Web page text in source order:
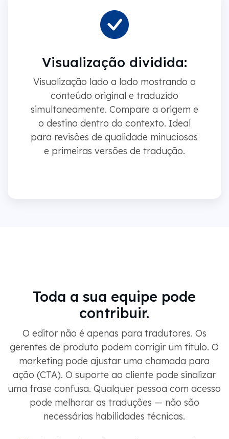
Visualização dividida:
Visualização lado a lado mostrando o
conteúdo original e traduzido
simultaneamente. Compare a origem e
o destino dentro do contexto. Ideal
para revisões de qualidade minuciosas
e primeiras versões de tradução.
Toda a sua equipe pode
contribuir.
O editor não é apenas para tradutores. Os
gerentes de produto podem corrigir um título. O
marketing pode ajustar uma chamada para
ação (CTA). O suporte ao cliente pode sinalizar
uma frase confusa. Qualquer pessoa com acesso
pode melhorar as traduções — não são
necessárias habilidades técnicas.